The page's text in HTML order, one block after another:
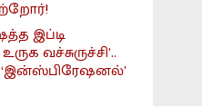
இப்டி
வச்சுருச்சி’..
‘இன்ஸ்பிரேஷனல்’